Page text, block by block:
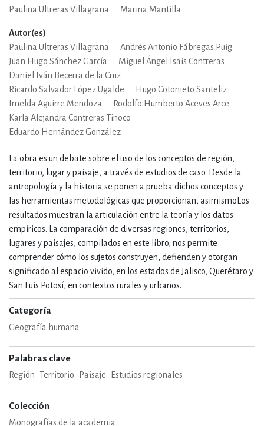
Paulina Ultreras Villagrana
Marina Mantilla
Autor(es)
Paulina Ultreras Villagrana
Andrés Antonio Fábregas Puig
Juan Hugo Sánchez García
Miguel Ángel Isais Contreras
Daniel Iván Becerra de la Cruz
Ricardo Salvador López Ugalde
Hugo Cotonieto Santeliz
Imelda Aguirre Mendoza
Rodolfo Humberto Aceves Arce
Karla Alejandra Contreras Tinoco
Eduardo Hernández González
La obra es un debate sobre el uso de los conceptos de región,
territorio, lugar y paisaje, a través de estudios de caso. Desde la
antropología y la historia se ponen a prueba dichos conceptos y
las herramientas metodológicas que proporcionan, asimismoLos
resultados muestran la articulación entre la teoría y los datos
empíricos. La comparación de diversas regiones, territorios,
lugares y paisajes, compilados en este libro, nos permite
comprender cómo los sujetos construyen, defienden y otorgan
significado al espacio vivido, en los estados de Jalisco, Querétaro y
San Luis Potosí, en contextos rurales y urbanos.
Categoría
Geografía humana
Palabras clave
Región Territorio Paisaje Estudios regionales
Colección
Monografías de la academia